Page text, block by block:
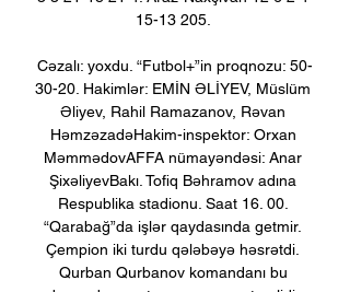
15-13 205.
Cəzalı: yoxdu. “Futbol+”in proqnozu: 50-
30-20. Hakimlər: EMİN ƏLİYEV, Müslüm
Əliyev, Rahil Ramazanov, Rəvan
HəmzəzadəHakim-inspektor: Orxan
MəmmədovAFFA nümayəndəsi: Anar
ŞixəliyevBakı. Tofiq Bəhramov adına
Respublika stadionu. Saat 16. 00.
“Qarabağ”da işlər qaydasında getmir.
Çempion iki turdu qələbəyə həsrətdi.
Qurban Qurbanov komandanı bu